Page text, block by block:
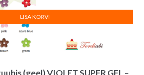
(geel) VIOLET SUPER GEL –
LISA KORVI